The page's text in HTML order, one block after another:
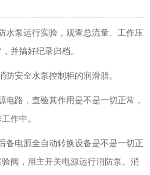
水泵运行实验，观查总流量、工作压
并搞好纪录归档。
安全水泵控制柜的润滑脂。
电路，查验其作用是不是一切正常，
作中。
备电源全自动转换设备是不是一切正
阀，用主开关电源运行消防泵。消